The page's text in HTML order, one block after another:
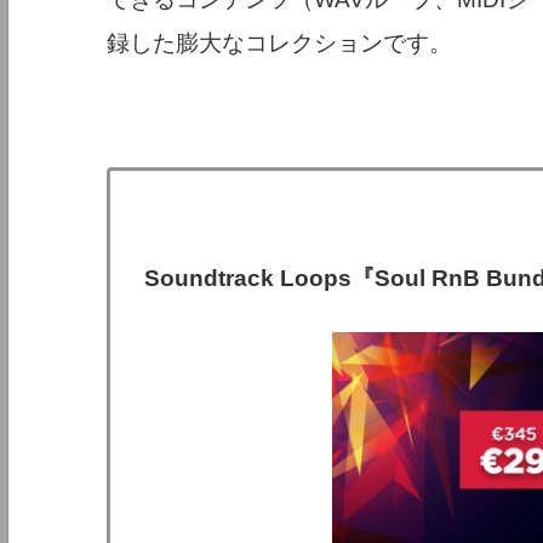
録した膨大なコレクションです。
Soundtrack Loops『Soul RnB